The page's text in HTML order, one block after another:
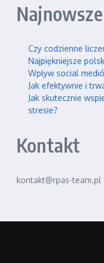
Najnowsze
Czy codzienne
Najpiękniejsze
Wpływ social
Jak efektywnie i
Jak skutecznie
stresie?
Kontakt
kontakt@rpas-team.pl